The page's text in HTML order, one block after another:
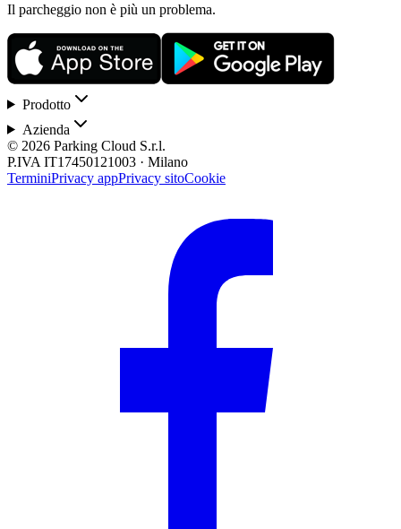
Il parcheggio non è più un problema.
Prodotto
Azienda
© 2026 Parking Cloud S.r.l.
P.IVA IT17450121003 · Milano
TerminiPrivacy appPrivacy sitoCookie